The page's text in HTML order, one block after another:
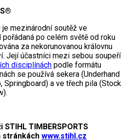
mezinárodní soutěž ve
po celém světě od roku
za nekorunovanou královnu
Její účastníci mezi sebou soupeří
disciplínách podle formátu
se používá sekera (Underhand
Springboard) a ve třech pila (Stock
TIMBERSPORTS
stránkách www.stihl.cz